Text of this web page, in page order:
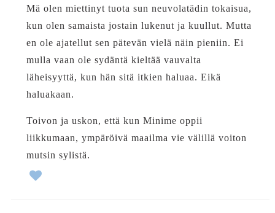
Mä olen miettinyt tuota sun neuvolatädin tokaisua,
kun olen samaista jostain lukenut ja kuullut. Mutta
en ole ajatellut sen pätevän vielä näin pieniin. Ei
mulla vaan ole sydäntä kieltää vauvalta
läheisyyttä, kun hän sitä itkien haluaa. Eikä
haluakaan.
Toivon ja uskon, että kun Minime oppii
liikkumaan, ympäröivä maailma vie välillä voiton
mutsin sylistä.